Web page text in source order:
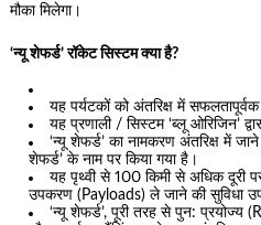
मौका मिलेगा।
‘न्यू शेफर्ड’ रॉकेट सिस्टम क्या है?
यह पर्यटकों को अंतरिक्ष में
यह प्रणाली / सिस्टम ‘ब्लू ओरिजिन’
‘न्यू शेफर्ड’ का नामकरण अंतरिक्ष में
शेफर्ड’ के नाम पर किया गया है।
यह पृथ्वी से 100 किमी से अधिक दूरी
उपकरण (Payloads) ले जाने की सुविधा
‘न्यू शेफर्ड’, पूरी तरह से पुन: प्रयोज्य